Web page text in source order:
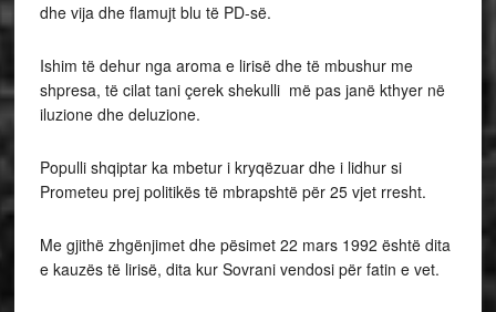
dhe vija dhe flamujt blu të PD-së.
Ishim të dehur nga aroma e lirisë dhe të mbushur me
shpresa, të cilat tani çerek shekulli më pas janë kthyer në
iluzione dhe deluzione.
Populli shqiptar ka mbetur i kryqëzuar dhe i lidhur si
Prometeu prej politikës të mbrapshtë për 25 vjet rresht.
Me gjithë zhgënjimet dhe pësimet 22 mars 1992 është dita
e kauzës të lirisë, dita kur Sovrani vendosi për fatin e vet.